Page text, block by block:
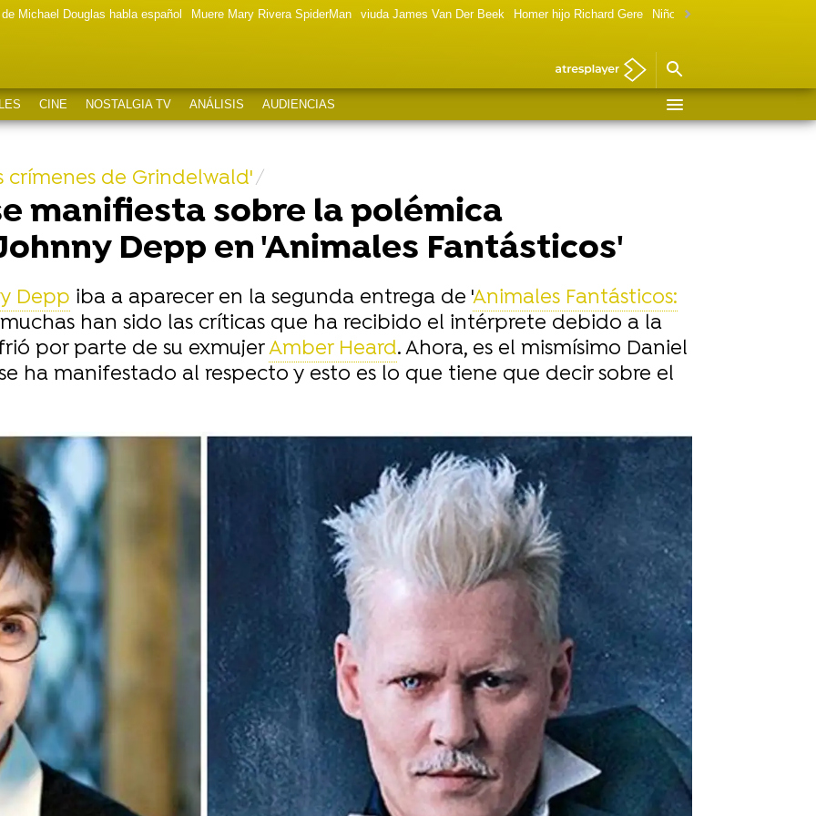
Michael Douglas habla español Muere Mary Rivera SpiderMan viuda James Van Der Beek Homer hijo Richard Gere Niño de Terminator ahora
CINE NOSTALGIA TV ANÁLISIS AUDIENCIAS
crímenes de Grindelwald'
manifiesta sobre la polémica
Depp en 'Animales Fantásticos'
Depp iba a aparecer en la segunda entrega de 'Animales Fantásticos:
han sido las críticas que ha recibido el intérprete debido a la
por parte de su exmujerAmber Heard. Ahora, es el mismísimo Daniel
ha manifestado al respecto y esto es lo que tiene que decir sobre el